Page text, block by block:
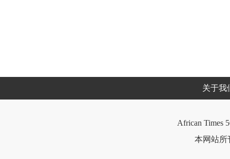
关于我
African Times
本网站所